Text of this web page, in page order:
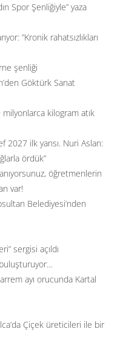
Spor Şenliğiyle” yaza
”Kronik rahatsızlıkları
şenliği
Göktürk Sanat
milyonlarca kilogram atık
2027 ilk yarısı. Nuri Aslan:
ördük”
öğretmenlerin
var!
Belediyesi’nden
sergisi açıldı
buluşturuyor…
ayı orucunda Kartal
Çiçek üreticileri ile bir